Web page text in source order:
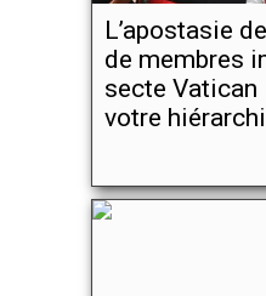
L’apostasie
de membres
secte Vatican
votre